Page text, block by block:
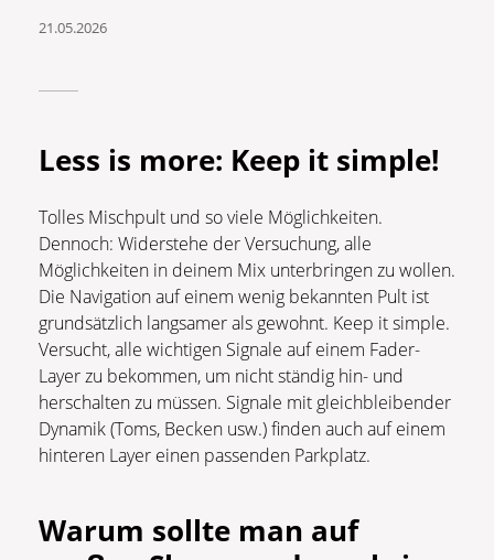
21.05.2026
Less is more: Keep it simple!
Tolles Mischpult und so viele Möglichkeiten.
Dennoch: Widerstehe der Versuchung, alle
Möglichkeiten in deinem Mix unterbringen zu wollen.
Die Navigation auf einem wenig bekannten Pult ist
grundsätzlich langsamer als gewohnt. Keep it simple.
Versucht, alle wichtigen Signale auf einem Fader-
Layer zu bekommen, um nicht ständig hin- und
herschalten zu müssen. Signale mit gleichbleibender
Dynamik (Toms, Becken usw.) finden auch auf einem
hinteren Layer einen passenden Parkplatz.
Warum sollte man auf